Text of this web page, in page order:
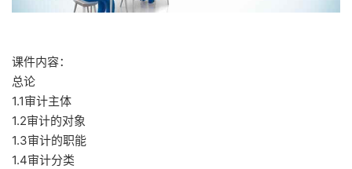
课件内容：
总论
1.1审计主体
1.2审计的对象
1.3审计的职能
1.4审计分类